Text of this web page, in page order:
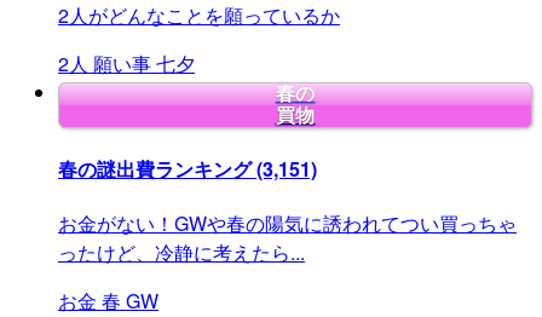
2人がどんなことを願っているか
2人 願い事七夕
春の
買物
春の謎出費ランキング(3,151)
お金がない！GWや春の陽気に誘われてつい買っちゃ
ったけど、冷静に考えたら...
お金 春 GW